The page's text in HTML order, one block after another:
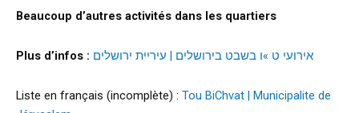
Beaucoup d’autres activités dans les quartiers
Plus d’infos : אירועי ט »ו בשבט בירושלים | עיריית ירושלים
Liste en français (incomplète) : Tou BiChvat | Municipalite de